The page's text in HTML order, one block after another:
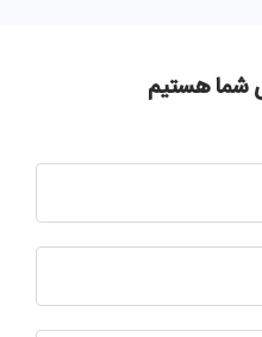
شما هستیم